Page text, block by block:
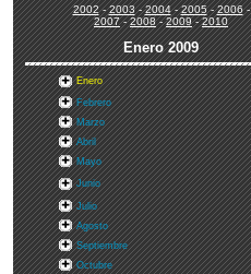
2002-2003-2004-2005-2006-
2007-2008-2009-2010
Enero2009
Enero
Febrero
Marzo
Abril
Mayo
Junio
Julio
Agosto
Septiembre
Octubre